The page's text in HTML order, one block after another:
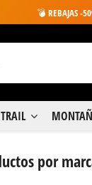
💣 REBAJAS -
por